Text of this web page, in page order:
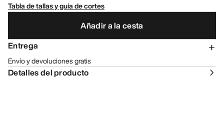
Tabla de tallas y guía de cortes
Añadir a la cesta
Entrega
Envío y devoluciones gratis
Detalles del producto